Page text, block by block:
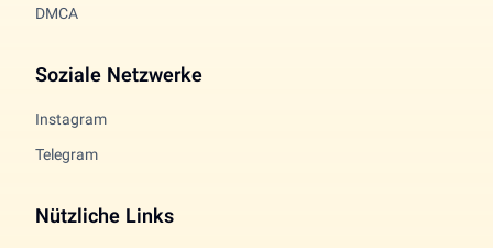
DMCA
Soziale Netzwerke
Instagram
Telegram
Nützliche Links